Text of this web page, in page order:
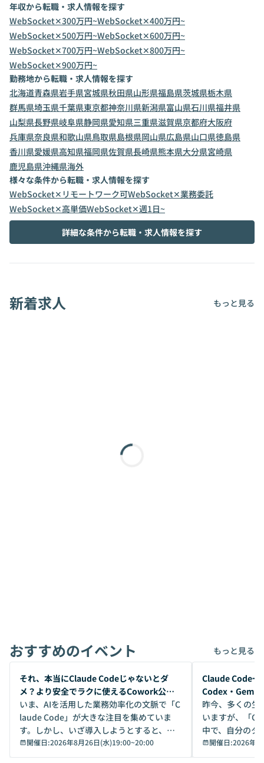
年収から転職・求人情報を探す
WebSocket✕300万円~WebSocket✕400万円~
WebSocket✕500万円~WebSocket✕600万円~
WebSocket✕700万円~WebSocket✕800万円~
WebSocket✕900万円~
勤務地から転職・求人情報を探す
北海道青森県岩手県宮城県秋田県山形県福島県茨城県栃木県
群馬県埼玉県千葉県東京都神奈川県新潟県富山県石川県福井県
山梨県長野県岐阜県静岡県愛知県三重県滋賀県京都府大阪府
兵庫県奈良県和歌山県鳥取県島根県岡山県広島県山口県徳島県
香川県愛媛県高知県福岡県佐賀県長崎県熊本県大分県宮崎県
鹿児島県沖縄県海外
様々な条件から転職・求人情報を探す
WebSocket✕リモートワーク可WebSocket✕業務委託
WebSocket✕高単価WebSocket✕週1日~
詳細な条件から転職・求人情報を探す
新着求人 もっと見る
おすすめのイベント もっと見る
開催前
それ、本当にClaude Codeじゃないとダ
メ？より安全でラクに使えるCowork公開
デモ
いま、AIを活用した業務効率化の文脈で「C
laude Code」が大きな注目を集めていま
す。しかし、いざ導入しようとすると、セ
キュリティ面の懸念や権限管理のハードル
から、気軽に使えないケースも多いのでは
開催日:2026年8月26日(水)19:00~20:00
開催前
Claude Code一
Codex・
昨今、多くの生
いますが、「
中で、自分のタ
いいのか」を自
か？ 「なんとなく誰かが良いと言っていた
開催日:2026年8